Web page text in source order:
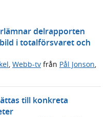
delrapporten
i totalförsvaret och
, Webb-tv från Pål Jonson,
till konkreta